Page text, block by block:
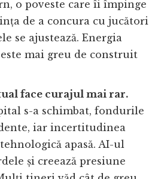
o poveste care îi împinge
de a concura cu jucători
se ajustează. Energia
mai greu de construit
face curajul mai rar.
s-a schimbat, fondurile
iar incertitudinea
apasă. AI-ul
și creează presiune